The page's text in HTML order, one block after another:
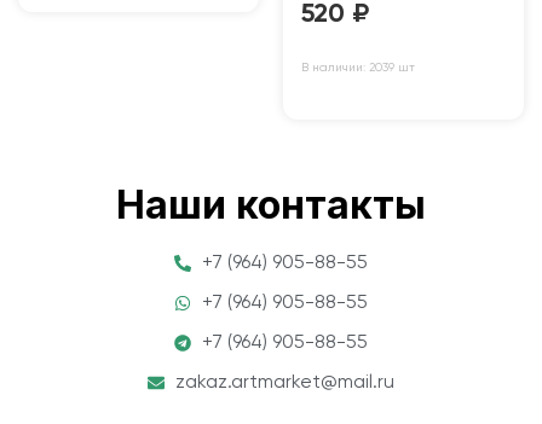
520 ₽
В наличии: 2039 шт
Наши контакты
+7 (964) 905-88-55
+7 (964) 905-88-55
+7 (964) 905-88-55
zakaz.artmarket@mail.ru